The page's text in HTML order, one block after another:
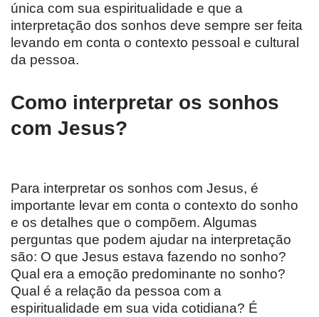
única com sua espiritualidade e que a
interpretação dos sonhos deve sempre ser feita
levando em conta o contexto pessoal e cultural
da pessoa.
Como interpretar os sonhos
com Jesus?
Para interpretar os sonhos com Jesus, é
importante levar em conta o contexto do sonho
e os detalhes que o compõem. Algumas
perguntas que podem ajudar na interpretação
são: O que Jesus estava fazendo no sonho?
Qual era a emoção predominante no sonho?
Qual é a relação da pessoa com a
espiritualidade em sua vida cotidiana? É